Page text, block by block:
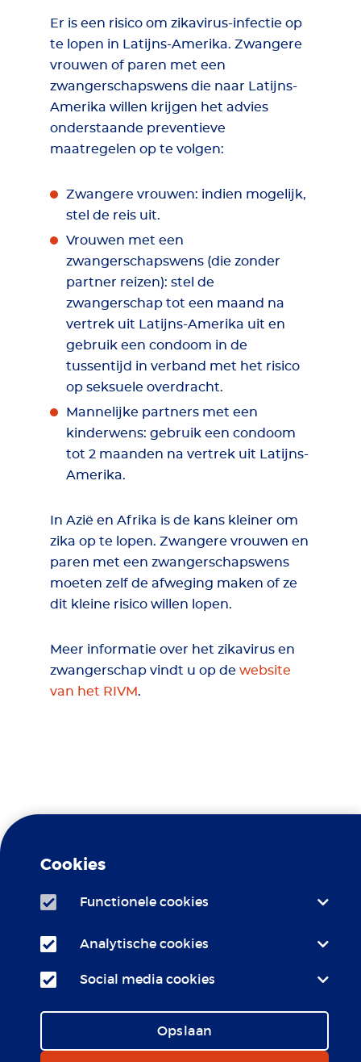
Er is een risico om zikavirus-infectie op
te lopen in Latijns-Amerika. Zwangere
vrouwen of paren met een
zwangerschapswens die naar Latijns-
Amerika willen krijgen het advies
onderstaande preventieve
maatregelen op te volgen:
Zwangere vrouwen: indien mogelijk,
stel de reis uit.
Vrouwen met een
zwangerschapswens (die zonder
partner reizen): stel de
zwangerschap tot een maand na
vertrek uit Latijns-Amerika uit en
gebruik een condoom in de
tussentijd in verband met het risico
op seksuele overdracht.
Mannelijke partners met een
kinderwens: gebruik een condoom
tot 2 maanden na vertrek uit Latijns-
Amerika.
In Azië en Afrika is de kans kleiner om
zika op te lopen. Zwangere vrouwen en
paren met een zwangerschapswens
moeten zelf de afweging maken of ze
dit kleine risico willen lopen.
Meer informatie over het zikavirus en
zwangerschap vindt u op de website
van het RIVM.
Cookies
Functionele cookies
Analytische cookies
Social media cookies
Opslaan